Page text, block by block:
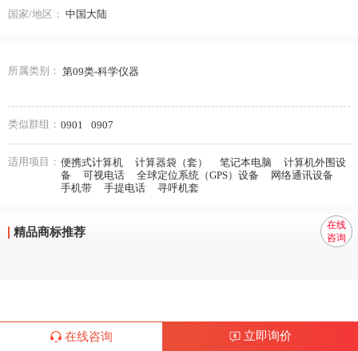
国家/地区： 中国大陆
所属类别： 第09类-科学仪器
类似群组： 0901 0907
适用项目： 便携式计算机 计算器袋（套） 笔记本电脑
计算机外围设
备
可视电话 全球定位系统（GPS）设备
网络通讯设备
手机带
手提电话 寻呼机套
精品商标推荐
在线咨询 立即询价
在线
咨询